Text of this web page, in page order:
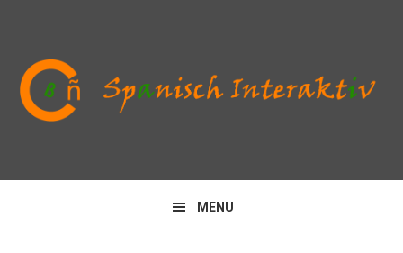
springen
springen
springen
MENU